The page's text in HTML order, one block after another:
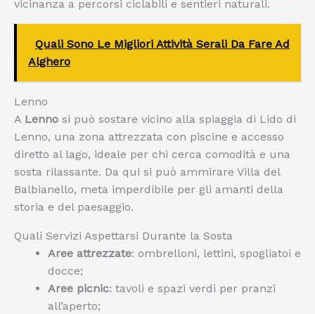
vicinanza a percorsi ciclabili e sentieri naturali.
Quali Sono Le Migliori Attività Serali Da Fare Ad
Alghero
Lenno
A Lenno si può sostare vicino alla spiaggia di Lido di
Lenno, una zona attrezzata con piscine e accesso
diretto al lago, ideale per chi cerca comodità e una
sosta rilassante. Da qui si può ammirare Villa del
Balbianello, meta imperdibile per gli amanti della
storia e del paesaggio.
Quali Servizi Aspettarsi Durante la Sosta
Aree attrezzate: ombrelloni, lettini, spogliatoi e
docce;
Aree picnic: tavoli e spazi verdi per pranzi
all’aperto;